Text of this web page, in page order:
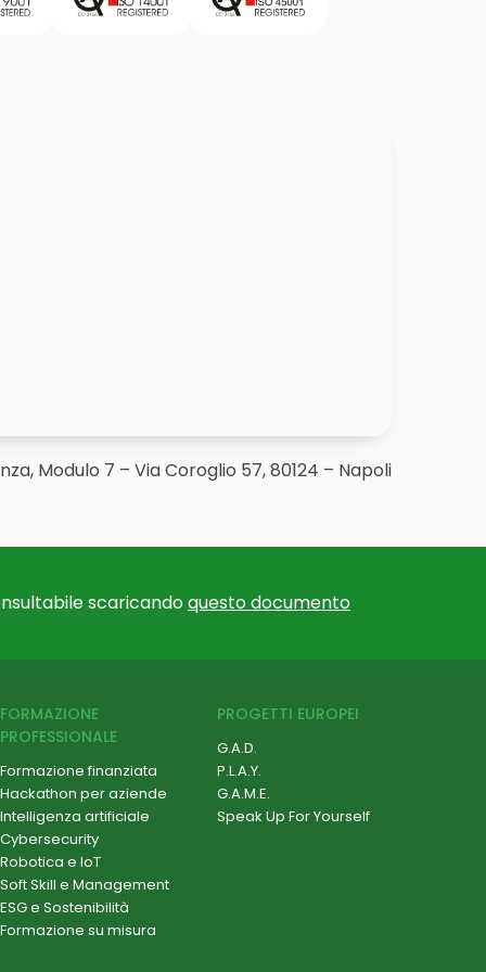
Modulo 7 – Via Coroglio 57, 80124 – Napoli
scaricandoquesto documento
FORMAZIONE
PROFESSIONALE
Formazione finanziata
Hackathon per aziende
Intelligenza artificiale
Cybersecurity
Robotica e IoT
Soft Skill e Management
ESG e Sostenibilità
Formazione su misura
PROGETTI EUROPEI
G.A.D.
P.L.A.Y.
G.A.M.E.
Speak Up For Yourself